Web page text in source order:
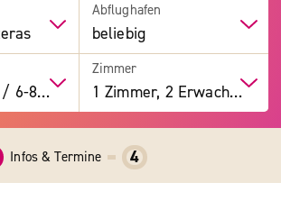
Abflughafen
beliebig
/ 6-8 Tage
Zimmer
1 Zimmer, 2 Erwachsene
Infos & Termine 4